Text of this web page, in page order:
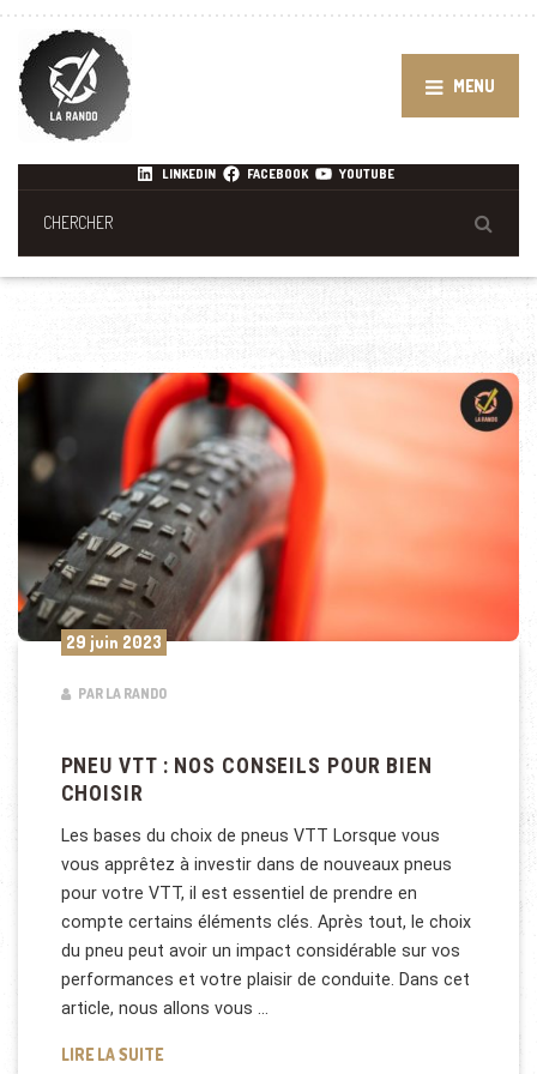
MENU
LINKEDIN FACEBOOK YOUTUBE
29 juin 2023
PAR LA RANDO
PNEU VTT : NOS CONSEILS POUR BIEN
CHOISIR
Les bases du choix de pneus VTT Lorsque vous
vous apprêtez à investir dans de nouveaux pneus
pour votre VTT, il est essentiel de prendre en
compte certains éléments clés. Après tout, le choix
du pneu peut avoir un impact considérable sur vos
performances et votre plaisir de conduite. Dans cet
article, nous allons vous …
LIRE LA SUITEPNEU VTT : NOS CONSEILS POUR BIEN CHOISIR